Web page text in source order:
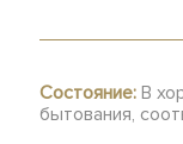
Состояние: В
бытования,